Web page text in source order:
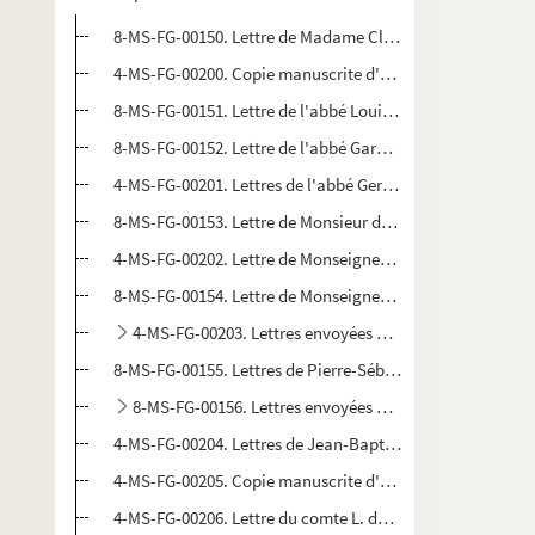
8-MS-FG-00150. Lettre de Madame Clément
4-MS-FG-00200. Copie manuscrite d'une lettre du
8-MS-FG-00151. Lettre de l'abbé Louis Fouré à Eugène Boré
8-MS-FG-00152. Lettre de l'abbé Garnier à Jean de La
4-MS-FG-00201. Lettres de l'abbé Gerbet au comte de
8-MS-FG-00153. Lettre de Monsieur de Gourgas à l'abbé
4-MS-FG-00202. Lettre de Monseigneur Frayssinous
8-MS-FG-00154. Lettre de Monseigneur Lambruschini,
4-MS-FG-00203. Lettres envoyées par Jean de La
8-MS-FG-00155. Lettres de Pierre-Sébastien Laurentie à
8-MS-FG-00156. Lettres envoyées par Mademoiselle de
4-MS-FG-00204. Lettres de Jean-Baptiste-François-
4-MS-FG-00205. Copie manuscrite d'un paragraphe
4-MS-FG-00206. Lettre du comte L. de Plater adressée au